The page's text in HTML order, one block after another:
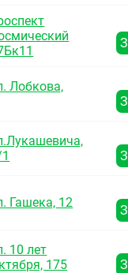
Лобкова,
Гашека, 12
10 лет
175